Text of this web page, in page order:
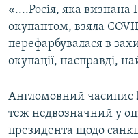
«....Росія, яка
окупантом, взяла
перефарбувалася в
окупації, насправді,
Англомовний часипис
теж недвозначний у
президента щодо